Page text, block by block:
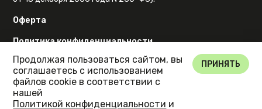
Оферта
Политика конфиденциальности
Карта сайта
Продолжая пользоваться сайтом, вы
соглашаетесь с использованием
файлов cookie в соответствии с
нашей
Политикой конфиденциальности и
ПРИНЯТЬ